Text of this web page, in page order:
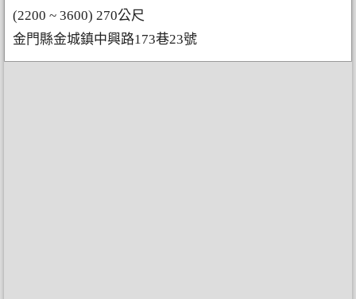
(2200 ~ 3600) 270公尺
金門縣金城鎮中興路173巷23號